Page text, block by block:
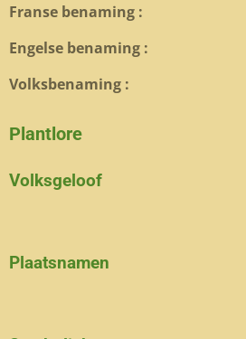
Franse benaming :
Engelse benaming :
Volksbenaming :
Plantlore
Volksgeloof
Plaatsnamen